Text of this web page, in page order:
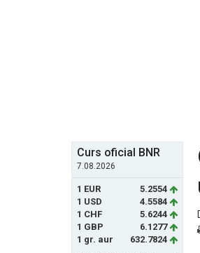
Curs oficial BNR
7.08.2026
1 EUR
5.2554
1 USD
4.5584
1 CHF
5.6244
1 GBP
6.1277
1 gr. aur
632.7824